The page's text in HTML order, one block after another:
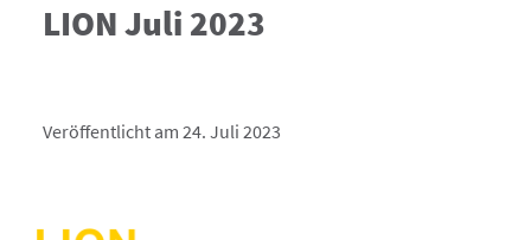
LION Juli 2023
Veröffentlicht am 24. Juli 2023